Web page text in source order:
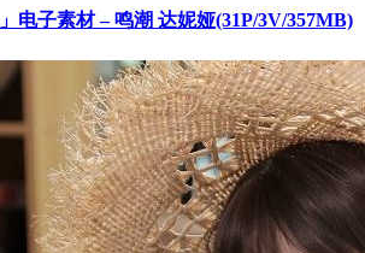
电子素材 – 鸣潮 达妮娅(31P/3V/357MB)